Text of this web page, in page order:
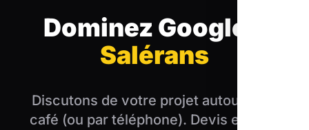
Dominez Google
Salérans
Discutons de votre projet autour d'un
café (ou par téléphone). Devis et audit